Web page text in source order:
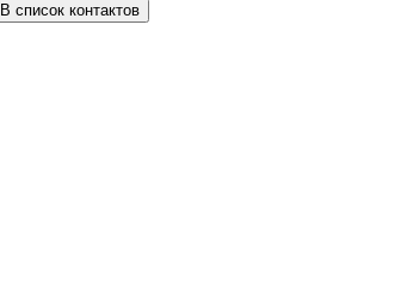
В список контактов